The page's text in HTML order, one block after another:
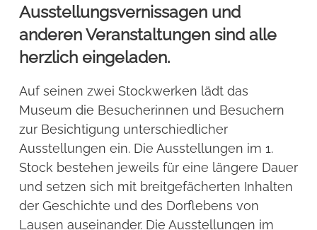
Ausstellungsvernissagen und
anderen Veranstaltungen sind alle
herzlich eingeladen.
Auf seinen zwei Stockwerken lädt das
Museum die Besucherinnen und Besuchern
zur Besichtigung unterschiedlicher
Ausstellungen ein. Die Ausstellungen im 1.
Stock bestehen jeweils für eine längere Dauer
und setzen sich mit breitgefächerten Inhalten
der Geschichte und des Dorflebens von
Lausen auseinander. Die Ausstellungen im